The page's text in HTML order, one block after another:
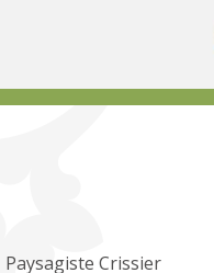
Paysagiste Crissier